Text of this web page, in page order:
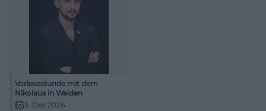
Vorlesestunde mit dem
Nikolaus in Weiden
3. Dez 2026